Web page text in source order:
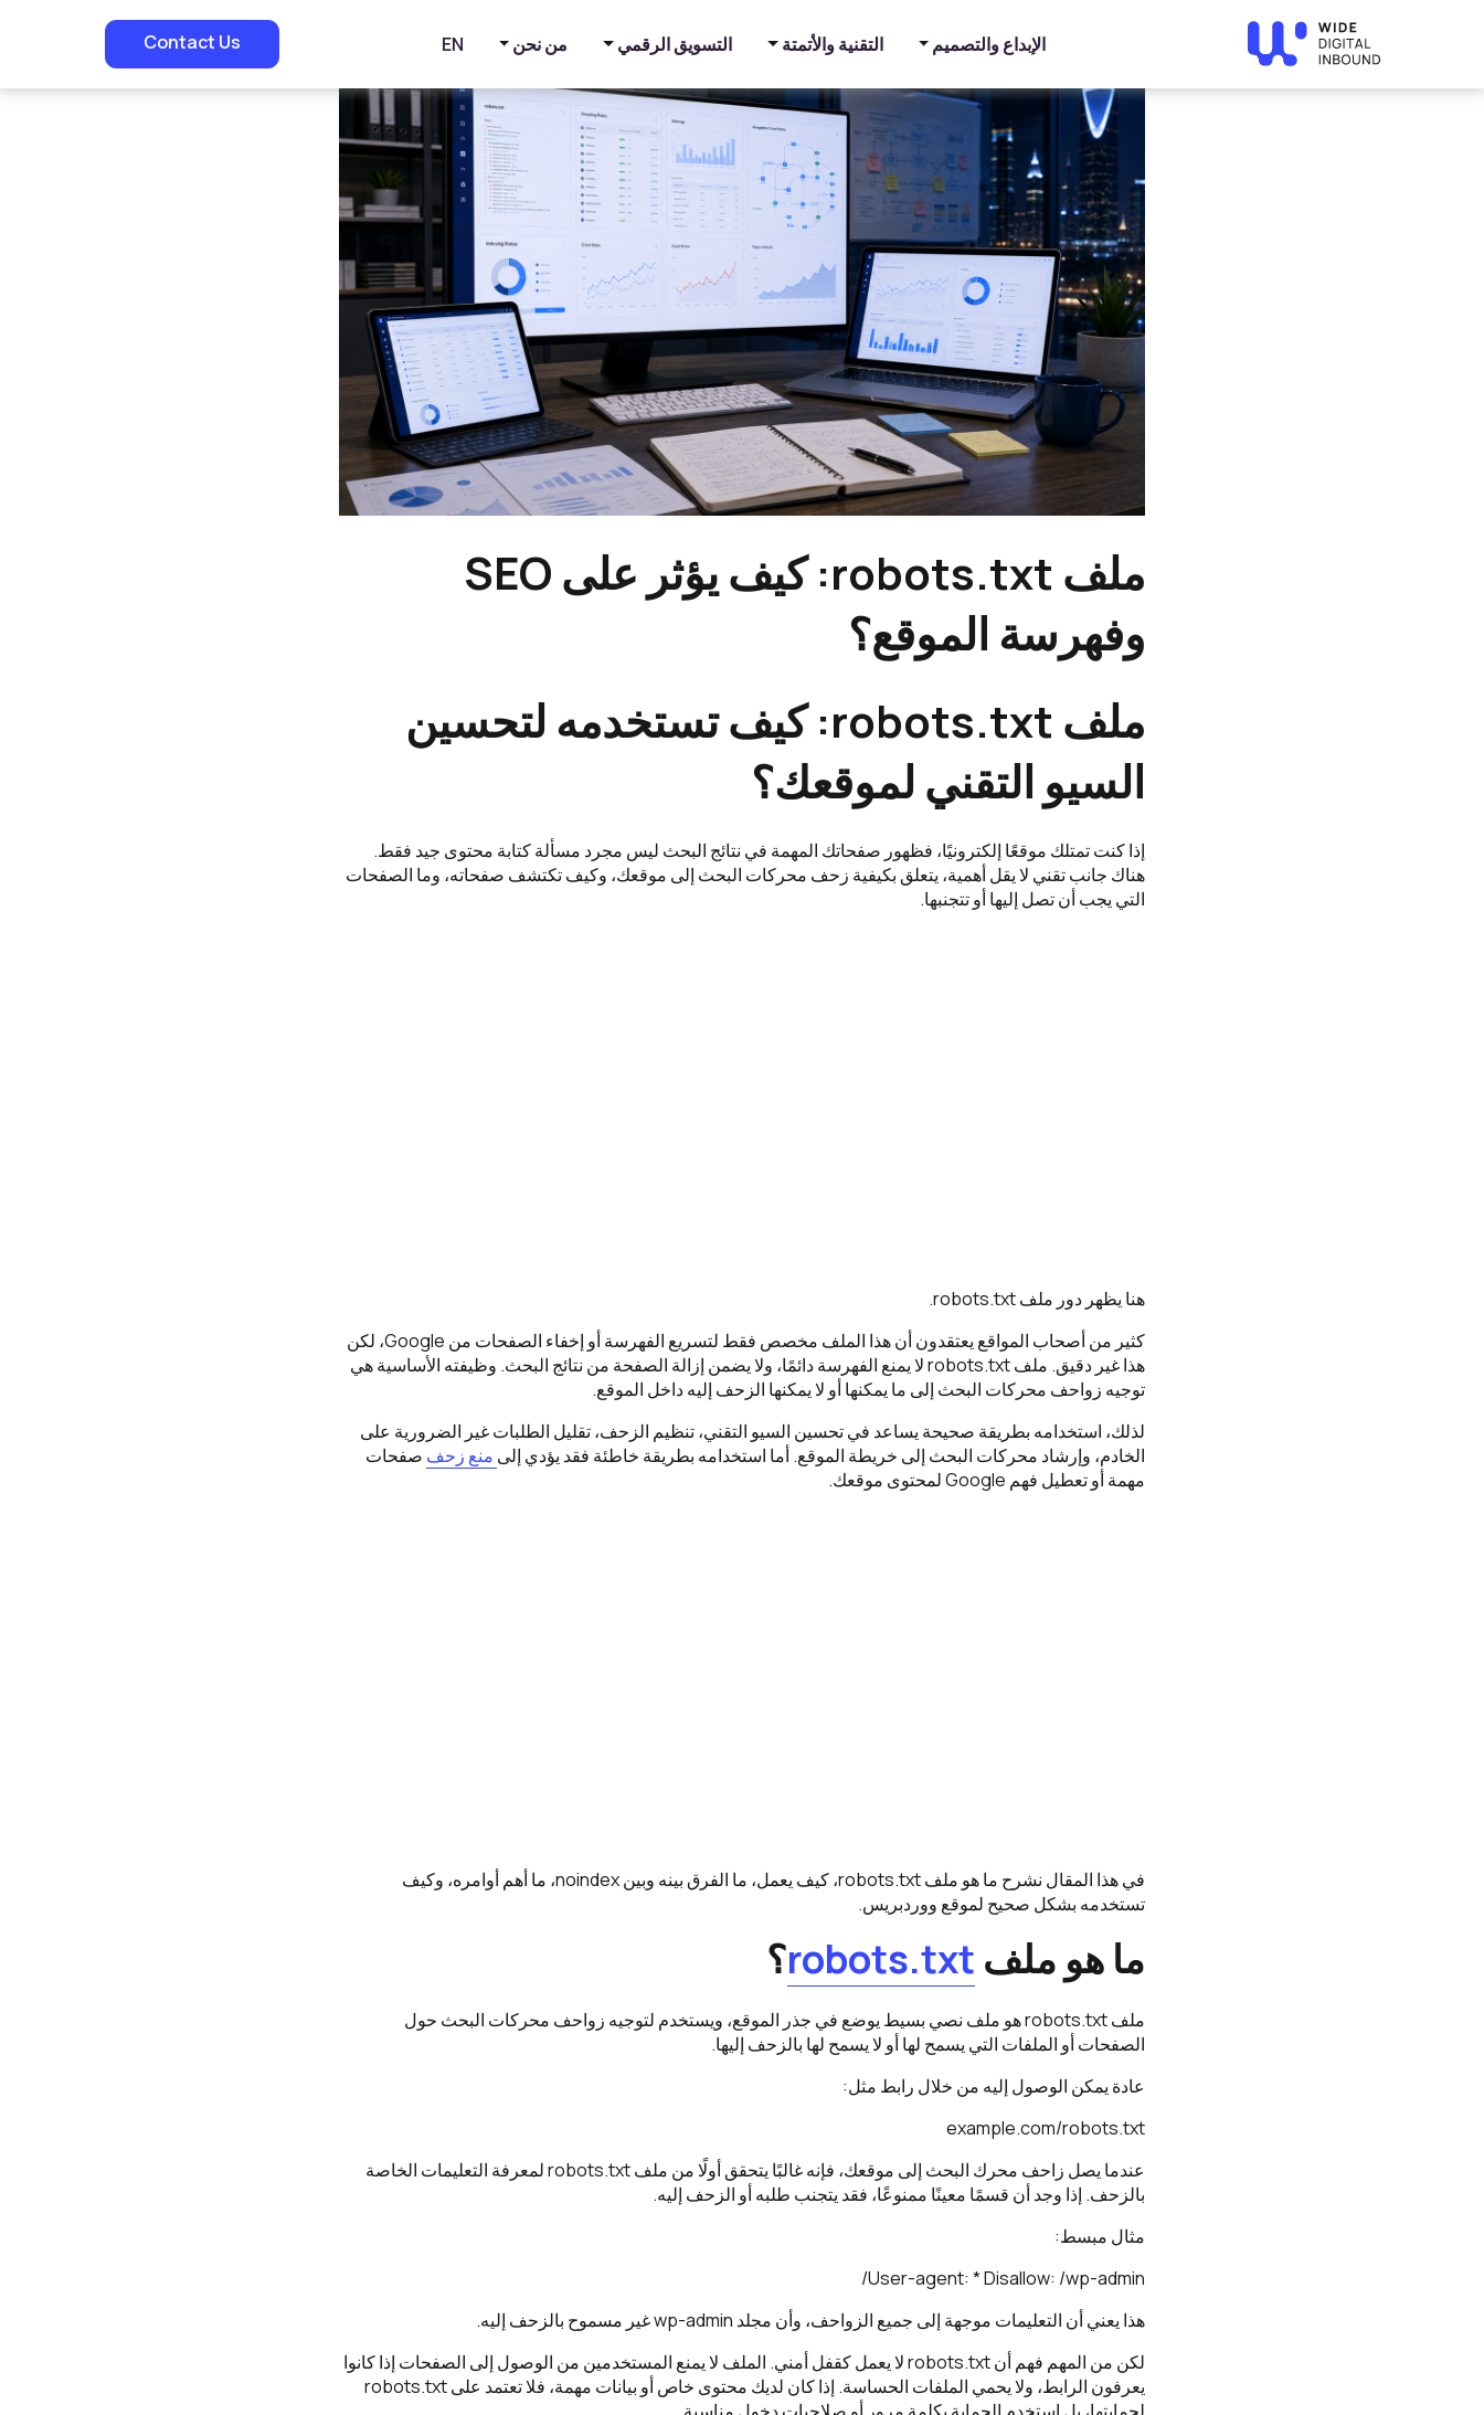
الإبداع والتصميم التقنية والأتمتة التسويق الرقمي من نحن EN
Contact Us Home» Blog
»
ملف robots.txt: كيف يؤثر على SEO
وفهرسة الموقع؟
ملف robots.txt: كيف تستخدمه لتحسين
السيو التقني لموقعك؟
إذا كنت تمتلك موقعًا إلكترونيًا، فظهور صفحاتك المهمة في نتائج البحث ليس مجرد مسألة كتابة محتوى جيد فقط.
هناك جانب تقني لا يقل أهمية، يتعلق بكيفية زحف محركات البحث إلى موقعك، وكيف تكتشف صفحاته، وما الصفحات
التي يجب أن تصل إليها أو تتجنبها.
هنا يظهر دور ملف robots.txt.
كثير من أصحاب المواقع يعتقدون أن هذا الملف مخصص فقط لتسريع الفهرسة أو إخفاء الصفحات من Google، لكن
هذا غير دقيق. ملف robots.txt لا يمنع الفهرسة دائمًا، ولا يضمن إزالة الصفحة من نتائج البحث. وظيفته الأساسية هي
توجيه زواحف محركات البحث إلى ما يمكنها أو لا يمكنها الزحف إليه داخل الموقع.
لذلك، استخدامه بطريقة صحيحة يساعد في تحسين السيو التقني، تنظيم الزحف، تقليل الطلبات غير الضرورية على
الخادم، وإرشاد محركات البحث إلى خريطة الموقع. أما استخدامه بطريقة خاطئة فقد يؤدي إلى منع زحف صفحات
مهمة أو تعطيل فهم Google لمحتوى موقعك.
في هذا المقال نشرح ما هو ملف robots.txt، كيف يعمل، ما الفرق بينه وبين noindex، ما أهم أوامره، وكيف
تستخدمه بشكل صحيح لموقع ووردبريس.
ما هو ملف robots.txt؟
ملف robots.txt هو ملف نصي بسيط يوضع في جذر الموقع، ويستخدم لتوجيه زواحف محركات البحث حول
الصفحات أو الملفات التي يسمح لها أو لا يسمح لها بالزحف إليها.
عادة يمكن الوصول إليه من خلال رابط مثل:
example.com/robots.txt
عندما يصل زاحف محرك البحث إلى موقعك، فإنه غالبًا يتحقق أولًا من ملف robots.txt لمعرفة التعليمات الخاصة
بالزحف. إذا وجد أن قسمًا معينًا ممنوعًا، فقد يتجنب طلبه أو الزحف إليه.
مثال مبسط:
User-agent: * Disallow: /wp-admin/
هذا يعني أن التعليمات موجهة إلى جميع الزواحف، وأن مجلد wp-admin غير مسموح بالزحف إليه.
لكن من المهم فهم أن robots.txt لا يعمل كقفل أمني. الملف لا يمنع المستخدمين من الوصول إلى الصفحات إذا كانوا
يعرفون الرابط، ولا يحمي الملفات الحساسة. إذا كان لديك محتوى خاص أو بيانات مهمة، فلا تعتمد على robots.txt